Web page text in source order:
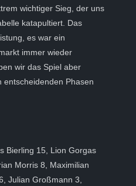
wichtiger Sieg, der uns
katapultiert. Das
es war ein
immer wieder
wir das Spiel aber
Phasen
Bierling 15, Lion Gorgas
Morris 8, Maximilian
Julian Großmann 3,